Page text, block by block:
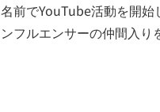
前でYouTube活動を開
フルエンサーの仲間入り